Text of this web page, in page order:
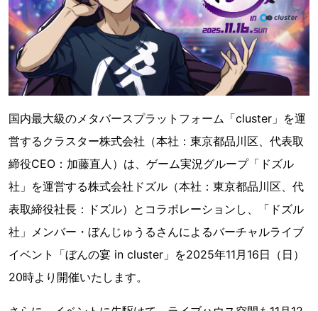
国内最大級のメタバースプラットフォーム「cluster」を運
営するクラスター株式会社（本社：東京都品川区、代表取
締役CEO：加藤直人）は、ゲーム実況グループ「ドズル
社」を運営する株式会社ドズル（本社：東京都品川区、代
表取締役社長：ドズル）とコラボレーションし、「ドズル
社」メンバー・ぼんじゅうるさんによるバーチャルライブ
イベント「ぼんの宴 in cluster」を2025年11月16日（日）
20時より開催いたします。